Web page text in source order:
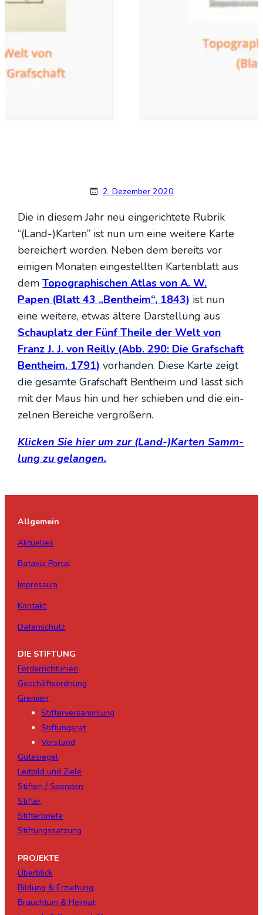
2. Dezember 2020
Die in die­sem Jahr neu ein­ge­rich­te­te Rubrik
“(Land-)Karten” ist nun um eine wei­te­re Kar­te
berei­chert wor­den. Neben dem bereits vor
eini­gen Mona­ten ein­ge­stell­ten Kar­ten­blatt aus
demTopo­gra­phi­schen Atlas von A. W.
Papen (Blatt 43 „Bent­heim“, 1843) ist nun
eine wei­te­re, etwas älte­re Dar­stel­lung aus
Schau­platz der Fünf Thei­le der Welt von
Franz J. J. von Reil­ly (Abb. 290: Die Graf­schaft
Bent­heim, 1791) vor­han­den. Die­se Kar­te zeigt
die gesam­te Graf­schaft Bent­heim und lässt sich
mit der Maus hin und her schie­ben und die ein­
zel­nen Berei­che ver­grö­ßern.
Kli­cken Sie hier um zur (Land-)Karten Samm­
lung zu gelan­gen.
Allgemein
Aktuelles
Batavia Portal
Impressum
Kontakt
Datenschutz
DIE STIFTUNG
Förderrichtlinien
Geschäftsordnung
Gremien
Stifterversammlung
Stiftungsrat
Vorstand
Gütesiegel
Leitbild und Ziele
Stiften / Spenden
Stifter
Stifterbriefe
Stiftungssatzung
PROJEKTE
Überblick
Bildung & Erziehung
Brauchtum & Heimat